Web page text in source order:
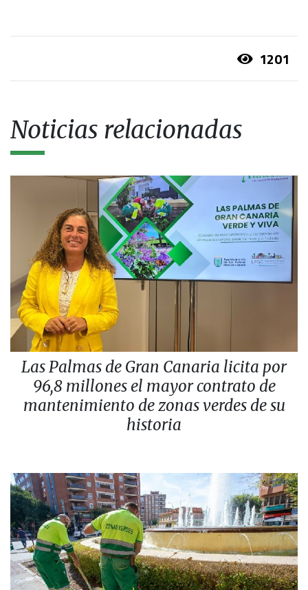
1201
Noticias relacionadas
Las Palmas de Gran Canaria licita por
96,8 millones el mayor contrato de
mantenimiento de zonas verdes de su
historia